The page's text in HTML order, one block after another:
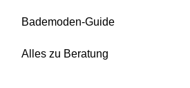
Bademoden-Guide
Alles zu Beratung